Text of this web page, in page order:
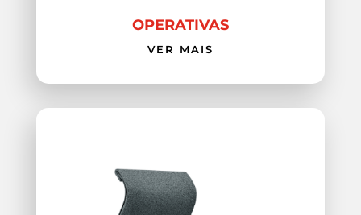
OPERATIVAS
VER MAIS